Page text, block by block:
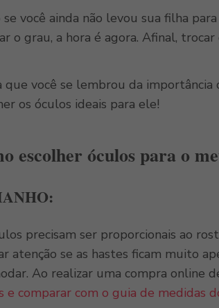
se você ainda não levou sua filha
o grau, a hora é agora. Afinal,
que você se lembrou da importância
os óculos ideais para ele!
escolher óculos para o
precisam ser proporcionais ao
atenção se as hastes ficam muito
Ao realizar uma compra online
e comparar com o guia de medidas